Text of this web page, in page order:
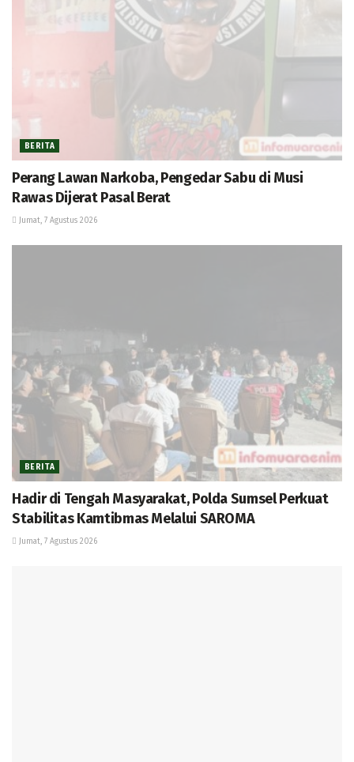
BERITA
Perang Lawan Narkoba, Pengedar Sabu di Musi
Rawas Dijerat Pasal Berat
Jumat, 7 Agustus 2026
BERITA
Hadir di Tengah Masyarakat, Polda Sumsel Perkuat
Stabilitas Kamtibmas Melalui SAROMA
Jumat, 7 Agustus 2026